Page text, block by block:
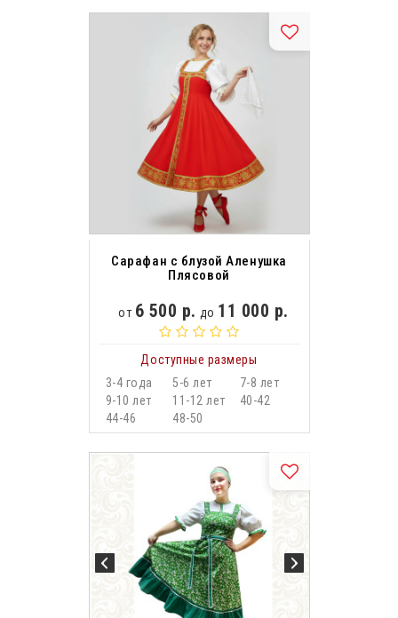
Сарафан с блузой Аленушка
Плясовой
от 6 500 р. до 11 000 р.
Доступные размеры
3-4 года
5-6 лет
7-8 лет
9-10 лет
11-12 лет
40-42
44-46
48-50